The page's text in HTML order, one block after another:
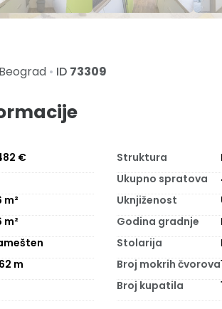
Beograd • ID 73309
€ Struktura
Ukupno spratova
m² Uknjiženost
m² Godina gradnje
Stolarija
m Broj mokrih čvorova
Broj kupatila